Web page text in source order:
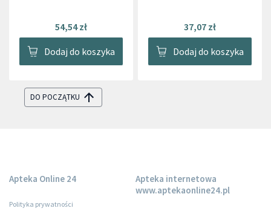
54,54 zł
Dodaj do koszyka
37,07 zł
Dodaj do koszyka
DO POCZĄTKU
Apteka Online 24
Polityka prywatności
Apteka internetowa
www.aptekaonline24.pl